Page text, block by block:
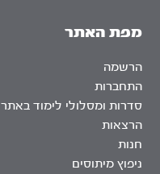
מפת האתר
הרשמה
התחברות
סדרות ומסלולי לימוד באתר
הרצאות
חנות
ניפוץ מיתוסים